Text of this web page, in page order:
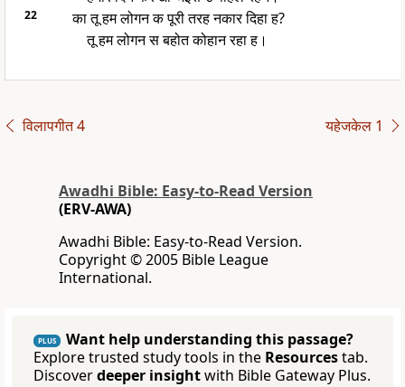
22
का तू हम लोगन क पूरी तरह नकार दिहा ह?
तू हम लोगन स बहोत कोहान रहा ह।
विलापगीत 4 यहेजकेल 1
Awadhi Bible: Easy-to-Read Version
(ERV-AWA)
Awadhi Bible: Easy-to-Read Version.
Copyright © 2005 Bible League
International.
PLUS
Want help understanding this passage?
Explore trusted study tools in the Resourcestab.
Discoverdeeper insightwith Bible Gateway Plus.